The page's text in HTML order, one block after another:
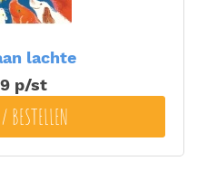
lachte
p/st
BESTELLEN